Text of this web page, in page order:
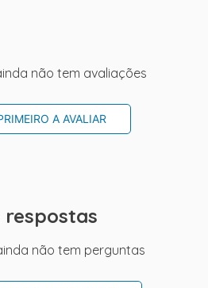
não tem avaliações
A AVALIAR
respostas
não tem perguntas